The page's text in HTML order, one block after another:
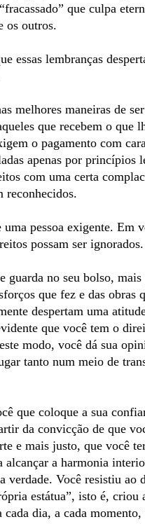
que culpa
os outros.
essas lembranças
melhores maneiras de
que recebem o que
o pagamento com
apenas por princípios
com uma certa
reconhecidos.
pessoa exigente. Em
possam ser ignorados.
guarda no seu bolso,
que fez e das obras
despertam uma
que você tem o
modo, você dá sua
tanto num meio de
que coloque a sua
da convicção de que
e mais justo, que você
alcançar a harmonia
verdade. Você resistiu ao
estátua”, isto é, criou
dia, a cada